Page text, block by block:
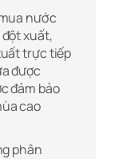
nước
xuất,
trực tiếp
được
đảm bảo
cao
phân